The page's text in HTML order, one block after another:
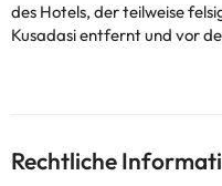
des Hotels, der teilweise
Kusadasi entfernt und vor
Minibuslinie. Das Hotel
Zimmer, davon 286
Rezeptionsbereich mit Safe
große Hotelanlage,
Rechtliche